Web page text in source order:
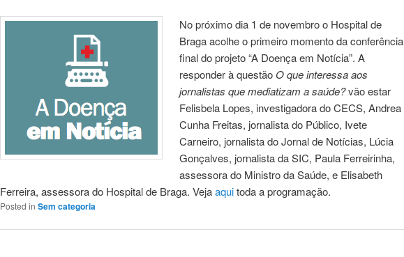
No próximo dia 1 de novembro o Hospital de
Braga acolhe o primeiro momento da conferência
final do projeto “A Doença em Notícia”. A
responder à questão O que interessa aos
jornalistas que mediatizam a saúde?vão estar
Felisbela Lopes, investigadora do CECS, Andrea
Cunha Freitas, jornalista do Público, Ivete
Carneiro, jornalista do Jornal de Notícias, Lúcia
Gonçalves, jornalista da SIC, Paula Ferreirinha,
assessora do Ministro da Saúde, e Elisabeth
Ferreira, assessora do Hospital de Braga. Vejaaquitoda a programação.
Posted in Sem categoria